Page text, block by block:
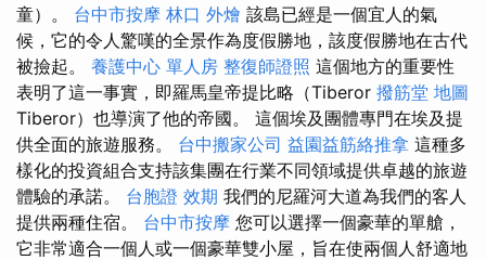
童）。 台中市按摩 林口 外燴 該島已經是一個宜人的氣
候，它的令人驚嘆的全景作為度假勝地，該度假勝地在古代
被撿起。 養護中心 單人房 整復師證照 這個地方的重要性
表明了這一事實，即羅馬皇帝提比略（Tiberor 撥筋堂 地圖
Tiberor）也導演了他的帝國。 這個埃及團體專門在埃及提
供全面的旅遊服務。 台中搬家公司 益園益筋絡推拿 這種多
樣化的投資組合支持該集團在行業不同領域提供卓越的旅遊
體驗的承諾。 台胞證 效期 我們的尼羅河大道為我們的客人
提供兩種住宿。 台中市按摩 您可以選擇一個豪華的單艙，
它非常適合一個人或一個豪華雙小屋，旨在使兩個人舒適地